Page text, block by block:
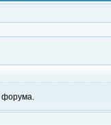
форума.